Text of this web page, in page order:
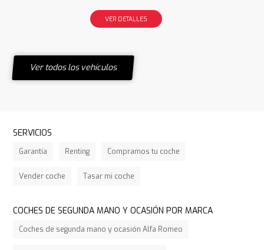
VER DETALLES
Ver todos los vehículos
SERVICIOS
Garantía Renting Compramos tu coche
Vender coche Tasar mi coche
COCHES DE SEGUNDA MANO Y OCASIÓN POR MARCA
Coches de segunda mano y ocasión Alfa Romeo